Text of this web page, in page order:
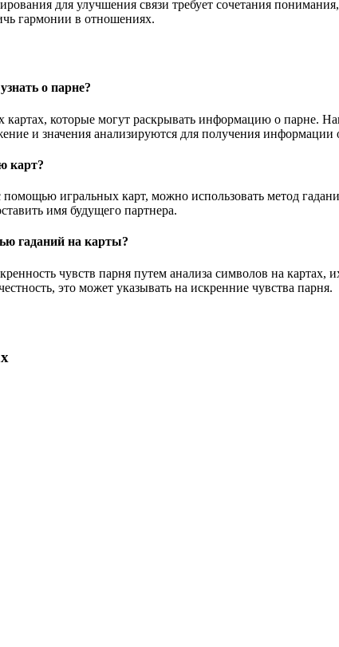
для улучшения связи требует сочетания
гармонии в отношениях.
о парне?
картах, которые могут раскрывать информацию о парне.
и значения анализируются для получения информации
карт?
игральных карт, можно использовать метод
имя будущего партнера.
гаданий на карты?
чувств парня путем анализа символов на
это может указывать на искренние чувства парня.